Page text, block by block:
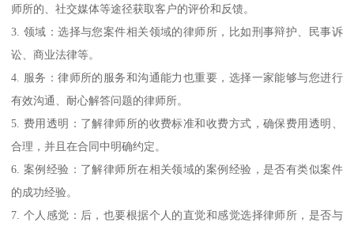
师所的、社交媒体等途径获取客户的评价和反馈。
3. 领域：选择与您案件相关领域的律师所，比如刑事辩护、民事诉
讼、商业法律等。
4. 服务：律师所的服务和沟通能力也重要，选择一家能够与您进行
有效沟通、耐心解答问题的律师所。
5. 费用透明：了解律师所的收费标准和收费方式，确保费用透明、
合理，并且在合同中明确约定。
6. 案例经验：了解律师所在相关领域的案例经验，是否有类似案件
的成功经验。
7. 个人感觉：后，也要根据个人的直觉和感觉选择律师所，是否与